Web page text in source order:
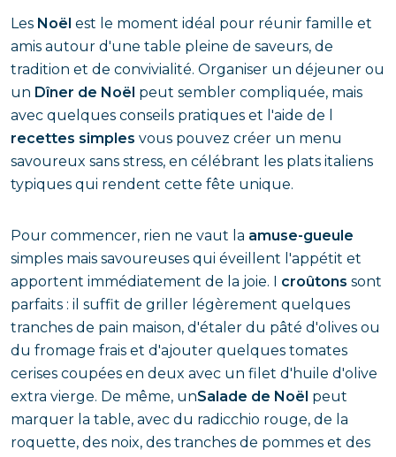
Les Noël est le moment idéal pour réunir famille et
amis autour d'une table pleine de saveurs, de
tradition et de convivialité. Organiser un déjeuner ou
un Dîner de Noël peut sembler compliquée, mais
avec quelques conseils pratiques et l'aide de l
recettes simples vous pouvez créer un menu
savoureux sans stress, en célébrant les plats italiens
typiques qui rendent cette fête unique.
Pour commencer, rien ne vaut la amuse-gueule
simples mais savoureuses qui éveillent l'appétit et
apportent immédiatement de la joie. I croûtons sont
parfaits : il suffit de griller légèrement quelques
tranches de pain maison, d'étaler du pâté d'olives ou
du fromage frais et d'ajouter quelques tomates
cerises coupées en deux avec un filet d'huile d'olive
extra vierge. De même, unSalade de Noël peut
marquer la table, avec du radicchio rouge, de la
roquette, des noix, des tranches de pommes et des